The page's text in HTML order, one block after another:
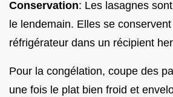
Conservation: Les lasagnes
le lendemain. Elles se
réfrigérateur dans un récipient
Pour la congélation, coupe des
une fois le plat bien froid et